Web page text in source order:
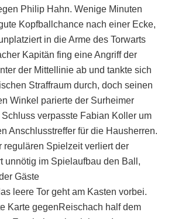
Philip Hahn. Wenige Minuten
Kopfballchance nach einer Ecke,
in die Arme des Torwarts
Kapitän fing eine Angriff der
der Mittellinie ab und tankte sich
Straffraum durch, doch seinen
Winkel parierte der Surheimer
verpasste Fabian Koller um
Anschlusstreffer für die Hausherren.
regulären Spielzeit verliert der
unnötig im Spielaufbau den Ball,
Gäste
leere Tor geht am Kasten vorbei.
Karte gegenReischach half dem